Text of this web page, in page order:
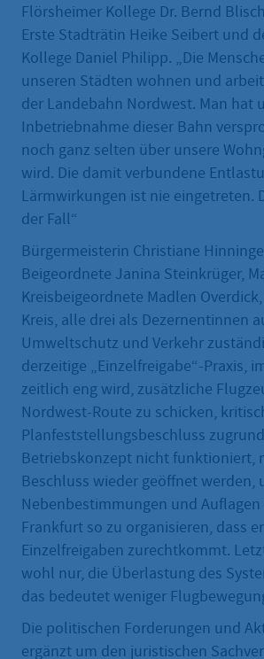
Flörsheimer Kollege Dr. Bernd
Erste Stadträtin Heike Seibert und
Kollege Daniel Philipp. „Die
unseren Städten wohnen und
der Landebahn Nordwest. Man hat
Inbetriebnahme dieser Bahn
noch ganz selten über unsere
wird. Die damit verbundene
Lärmwirkungen ist nie eingetreten.
der Fall“
Bürgermeisterin Christiane
Beigeordnete Janina Steinkrüger,
Kreisbeigeordnete Madlen
Kreis, alle drei als Dezernentinnen
Umweltschutz und Verkehr
derzeitige „Einzelfreigabe“-Praxis,
zeitlich eng wird, zusätzliche
Nordwest-Route zu schicken,
Planfeststellungsbeschluss
Betriebskonzept nicht funktioniert,
Beschluss wieder geöffnet werden,
Nebenbestimmungen und
Frankfurt so zu organisieren, dass
Einzelfreigaben zurechtkommt.
wohl nur, die Überlastung des
das bedeutet weniger
Die politischen Forderungen und
ergänzt um den juristischen